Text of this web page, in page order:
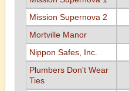
Mission Supernova 2
Mortville Manor
Nippon Safes, Inc.
Plumbers Don't Wear
Ties